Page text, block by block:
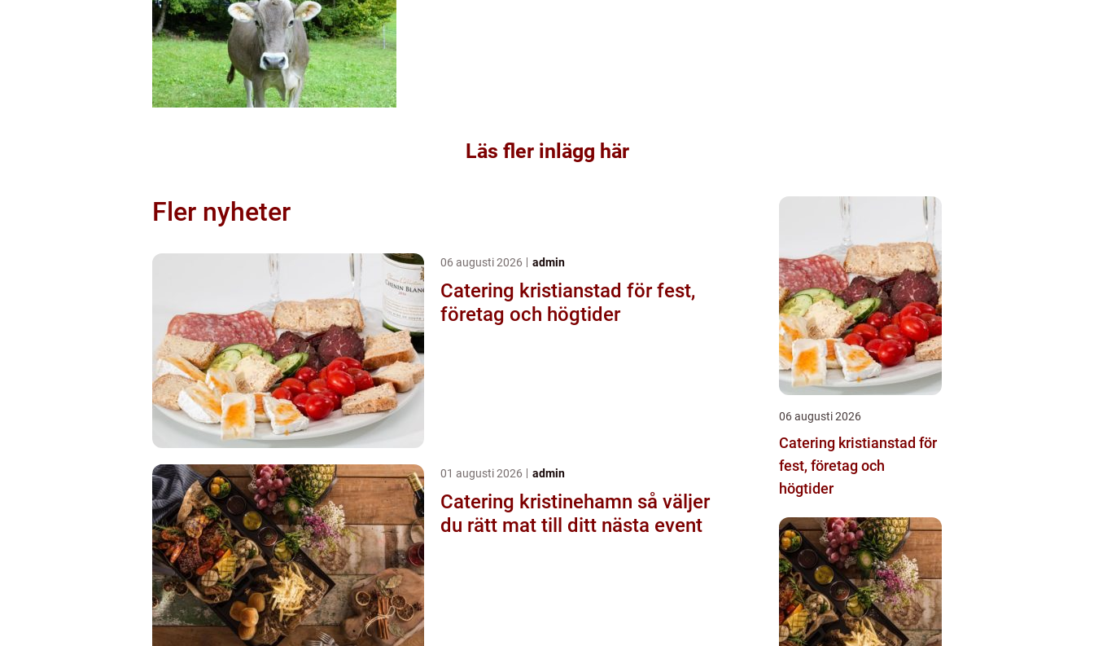
Läs fler inlägg här
Fler nyheter
06 augusti 2026 admin
Catering kristianstad för fest,
företag och högtider
01 augusti 2026 admin
Catering kristinehamn så väljer
du rätt mat till ditt nästa event
06 augusti 2026
Catering kristianstad för
fest, företag och
högtider